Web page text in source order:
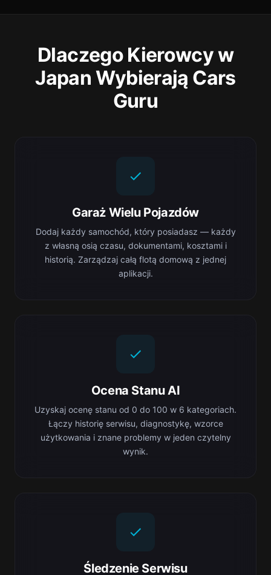
Dlaczego Kierowcy w
Japan Wybierają Cars
Guru
Garaż Wielu Pojazdów
Dodaj każdy samochód, który posiadasz — każdy
z własną osią czasu, dokumentami, kosztami i
historią. Zarządzaj całą flotą domową z jednej
aplikacji.
Ocena Stanu AI
Uzyskaj ocenę stanu od 0 do 100 w 6 kategoriach.
Łączy historię serwisu, diagnostykę, wzorce
użytkowania i znane problemy w jeden czytelny
wynik.
Śledzenie Serwisu